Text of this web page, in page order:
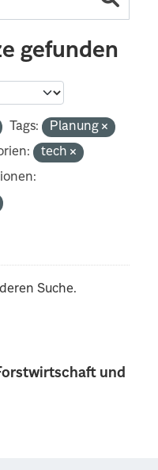
und
gefunden
Tags:
Planung
tech
Suche.